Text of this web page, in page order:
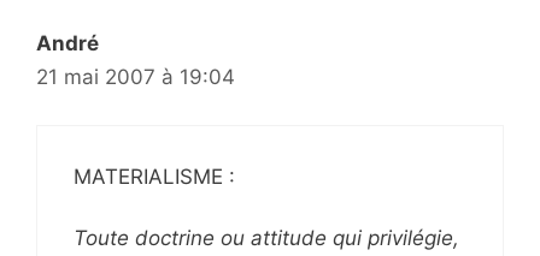
André
21 mai 2007 à 19:04
MATERIALISME :
Toute doctrine ou attitude qui privilégie,